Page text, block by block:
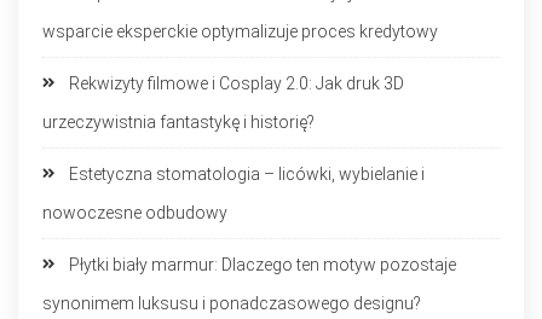
wsparcie eksperckie optymalizuje proces kredytowy
Rekwizyty filmowe i Cosplay 2.0: Jak druk 3D
urzeczywistnia fantastykę i historię?
Estetyczna stomatologia – licówki, wybielanie i
nowoczesne odbudowy
Płytki biały marmur: Dlaczego ten motyw pozostaje
synonimem luksusu i ponadczasowego designu?